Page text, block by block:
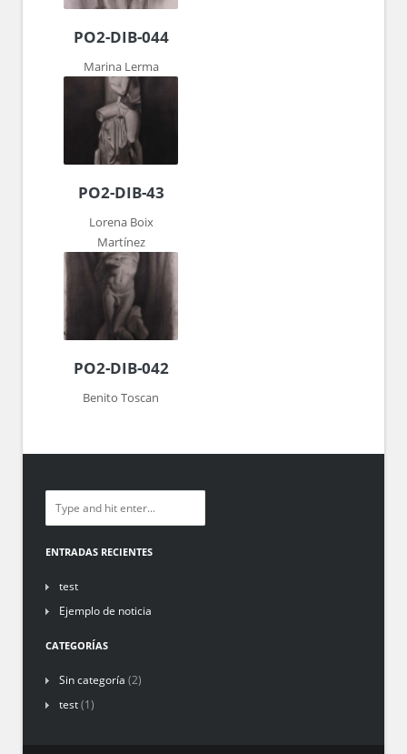
PO2-DIB-044
Marina Lerma
PO2-DIB-43
Lorena Boix
Martínez
PO2-DIB-042
Benito Toscan
ENTRADAS RECIENTES
test
Ejemplo de noticia
CATEGORÍAS
Sin categoría (2)
test(1)